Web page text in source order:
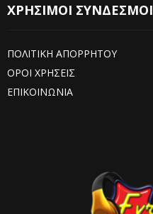
ΧΡΗΣΙΜΟΙ ΣΥΝΔΕΣΜΟΙ
ΠΟΛΙΤΙΚΗ ΑΠΟΡΡΗΤΟΥ
ΟΡΟΙ ΧΡΗΣΕΙΣ
ΕΠΙΚΟΙΝΩΝΙΑ